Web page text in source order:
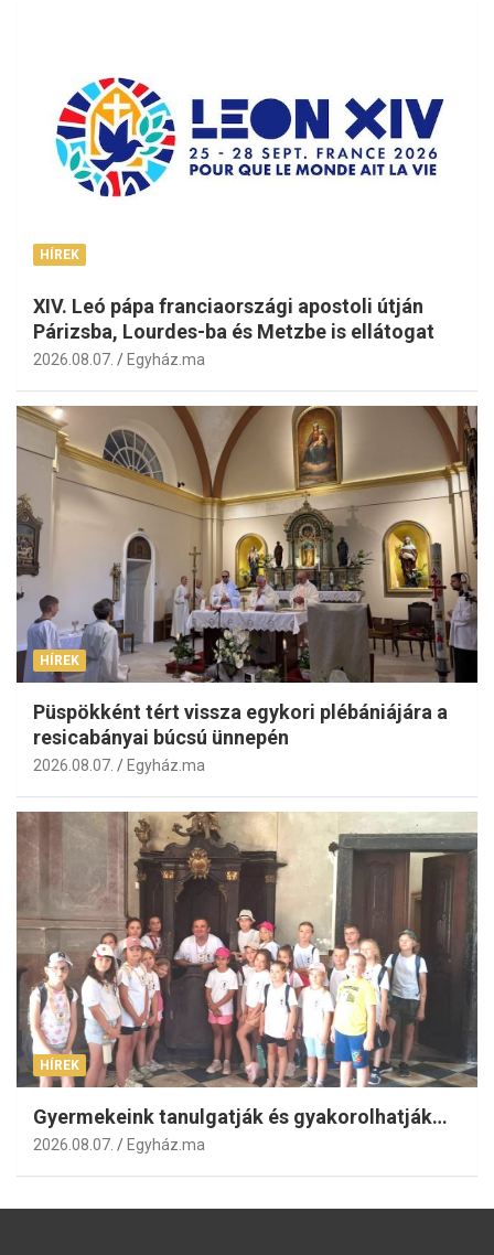
HÍREK
XIV. Leó pápa franciaországi apostoli útján
Párizsba, Lourdes-ba és Metzbe is ellátogat
2026.08.07. Egyház.ma
HÍREK
Püspökként tért vissza egykori plébániájára a
resicabányai búcsú ünnepén
2026.08.07. Egyház.ma
HÍREK
Gyermekeink tanulgatják és gyakorolhatják…
2026.08.07. Egyház.ma